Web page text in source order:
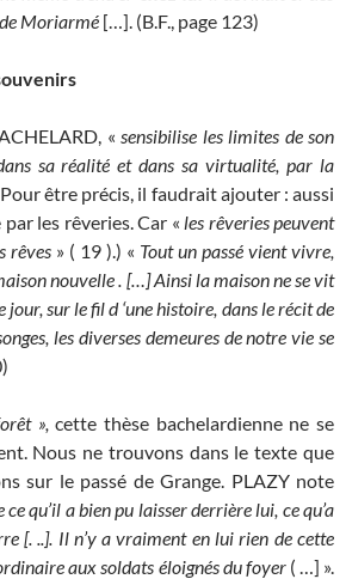
Moriarmé […]. (B.F., page 123)
« sensibilise les limites de son
sa réalité et dans sa virtualité, par la
être précis, il faudrait ajouter : aussi
les rêveries. Car « les rêveries peuvent
rêves » ( 19 ).) « Tout un passé vient vivre,
nouvelle . […] Ainsi la maison ne se vit
sur le fil d ‘une histoire, dans le récit de
les diverses demeures de notre vie se
»,cette thèse bachelardienne ne se
Nous ne trouvons dans le texte que
sur le passé de Grange. PLAZY note
ce qu’il a bien pu laisser derrière lui, ce qu’a
[. ..]. Il n’y a vraiment en lui rien de cette
aux soldats éloignés du foyer( …] ».